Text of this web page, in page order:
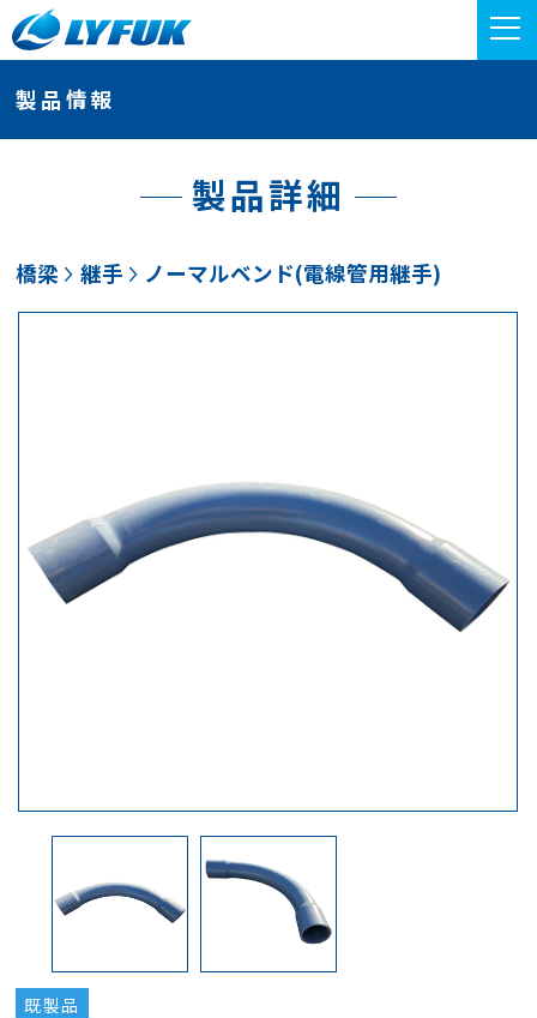
製品情報
製品詳細
橋梁 継手 ノーマルベンド(電線管用継手)
既製品